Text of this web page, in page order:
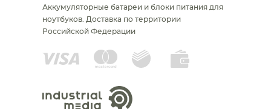
Аккумуляторные батареи и блоки питания для
ноутбуков. Доставка по территории
Российской Федерации